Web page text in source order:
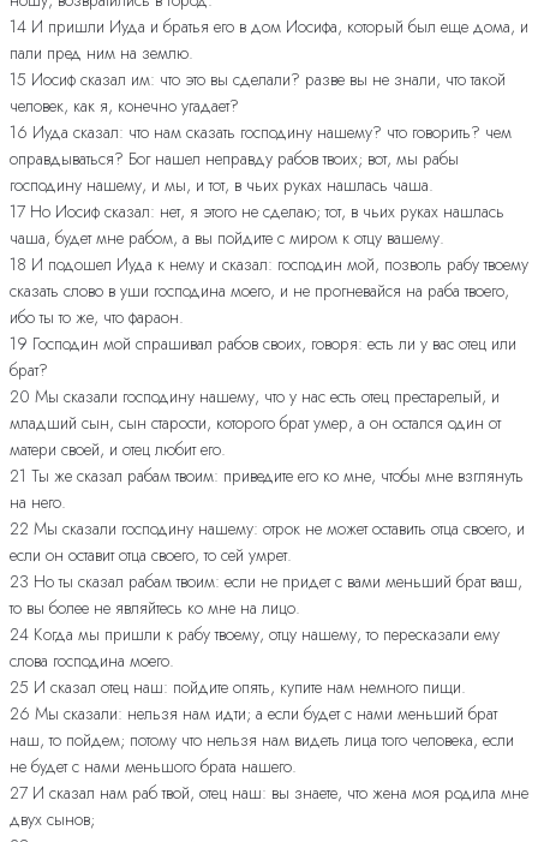
14 И пришли Иуда и братья его в дом Иосифа, который был еще дома, и
пали пред ним на землю.
15 Иосиф сказал им: что это вы сделали? разве вы не знали, что такой
человек, как я, конечно угадает?
16 Иуда сказал: что нам сказать господину нашему? что говорить? чем
оправдываться? Бог нашел неправду рабов твоих; вот, мы рабы
господину нашему, и мы, и тот, в чьих руках нашлась чаша.
17 Но Иосиф сказал: нет, я этого не сделаю; тот, в чьих руках нашлась
чаша, будет мне рабом, а вы пойдите с миром к отцу вашему.
18 И подошел Иуда к нему и сказал: господин мой, позволь рабу твоему
сказать слово в уши господина моего, и не прогневайся на раба твоего,
ибо ты то же, что фараон.
19 Господин мой спрашивал рабов своих, говоря: есть ли у вас отец или
брат?
20 Мы сказали господину нашему, что у нас есть отец престарелый, и
младший сын, сын старости, которого брат умер, а он остался один от
матери своей, и отец любит его.
21 Ты же сказал рабам твоим: приведите его ко мне, чтобы мне взглянуть
на него.
22 Мы сказали господину нашему: отрок не может оставить отца своего, и
если он оставит отца своего, то сей умрет.
23 Но ты сказал рабам твоим: если не придет с вами меньший брат ваш,
то вы более не являйтесь ко мне на лицо.
24 Когда мы пришли к рабу твоему, отцу нашему, то пересказали ему
слова господина моего.
25 И сказал отец наш: пойдите опять, купите нам немного пищи.
26 Мы сказали: нельзя нам идти; а если будет с нами меньший брат
наш, то пойдем; потому что нельзя нам видеть лица того человека, если
не будет с нами меньшого брата нашего.
27 И сказал нам раб твой, отец наш: вы знаете, что жена моя родила мне
двух сынов;